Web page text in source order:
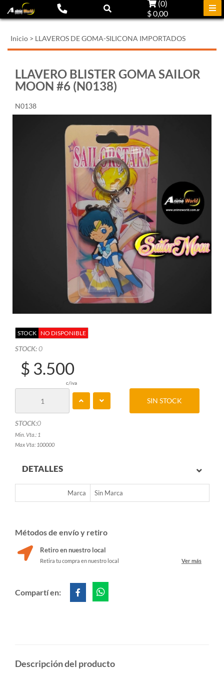
(0)
$ 0,00
Inicio > LLAVEROS DE GOMA-SILICONA IMPORTADOS
LLAVERO BLISTER GOMA SAILOR
MOON #6 (N0138)
N0138
STOCK NO DISPONIBLE
STOCK:0
$ 3.500
c/iva
STOCK:0
Min. Vta.: 1
Max Vta: 100000
SIN STOCK
DETALLES
Marca Sin Marca
Métodos de envío y retiro
Retiro en nuestro local
Retira tu compra en nuestro local Ver más
Compartí en:
Descripción del producto